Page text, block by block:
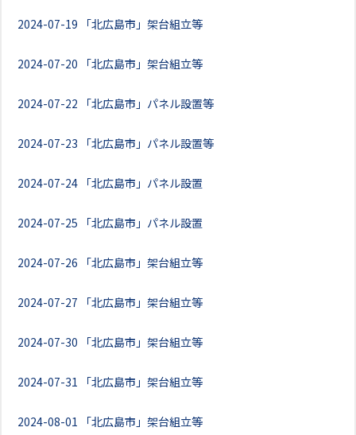
2024-07-19 「北広島市」架台組立等
2024-07-20 「北広島市」架台組立等
2024-07-22 「北広島市」パネル設置等
2024-07-23 「北広島市」パネル設置等
2024-07-24 「北広島市」パネル設置
2024-07-25 「北広島市」パネル設置
2024-07-26 「北広島市」架台組立等
2024-07-27 「北広島市」架台組立等
2024-07-30 「北広島市」架台組立等
2024-07-31 「北広島市」架台組立等
2024-08-01 「北広島市」架台組立等